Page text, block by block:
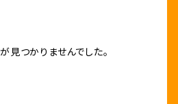
見つかりませんでした。